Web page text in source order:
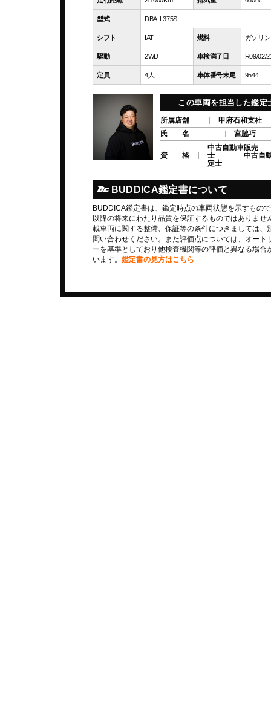
型式 DBA-L375S
シフト IAT 燃料 ガソリン
駆動 2WD 車検満了日 R09/02/
定員 4人 車体番号末尾 9544
この車両を担当した鑑定
所属店舗
甲府石和支社
氏 名
宮脇巧
資 格
中古自動車販売
士 中古自動
定士
BUDDICA鑑定書について
BUDDICA鑑定書は、鑑定時点の車両状態を示すもの
以降の将来にわたり品質を保証するものではありませ
載車両に関する整備、保証等の条件につきましては、
問い合わせください。また評価点については、オート
ーを基準としており他検査機関等の評価と異なる場合
います。 鑑定書の見方はこちら